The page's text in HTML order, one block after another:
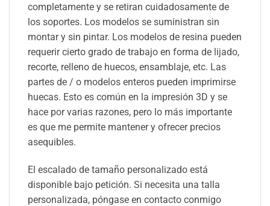
completamente y se retiran cuidadosamente de
los soportes. Los modelos se suministran sin
montar y sin pintar. Los modelos de resina pueden
requerir cierto grado de trabajo en forma de lijado,
recorte, relleno de huecos, ensamblaje, etc. Las
partes de / o modelos enteros pueden imprimirse
huecas. Esto es común en la impresión 3D y se
hace por varias razones, pero lo más importante
es que me permite mantener y ofrecer precios
asequibles.
El escalado de tamaño personalizado está
disponible bajo petición. Si necesita una talla
personalizada, póngase en contacto conmigo